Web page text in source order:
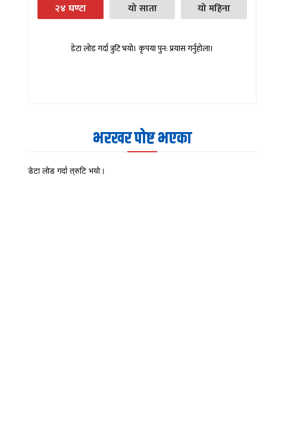
२४ घण्टा यो साता यो महिना
डेटा लोड गर्दा त्रुटि भयो। कृपया पुन: प्रयास गर्नुहोला।
भरखर पोष्ट भएका
डेटा लोड गर्दा त्रुटि भयो।